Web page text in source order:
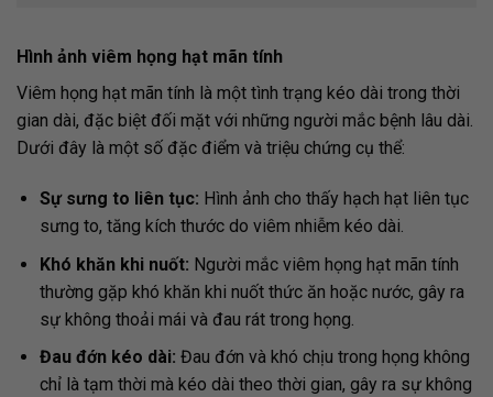
Hình ảnh viêm họng hạt mãn tính
Viêm họng hạt mãn tính là một tình trạng kéo dài trong thời
gian dài, đặc biệt đối mặt với những người mắc bệnh lâu dài.
Dưới đây là một số đặc điểm và triệu chứng cụ thể:
Sự sưng to liên tục: Hình ảnh cho thấy hạch hạt liên tục
sưng to, tăng kích thước do viêm nhiễm kéo dài.
Khó khăn khi nuốt: Người mắc viêm họng hạt mãn tính
thường gặp khó khăn khi nuốt thức ăn hoặc nước, gây ra
sự không thoải mái và đau rát trong họng.
Đau đớn kéo dài: Đau đớn và khó chịu trong họng không
chỉ là tạm thời mà kéo dài theo thời gian, gây ra sự không